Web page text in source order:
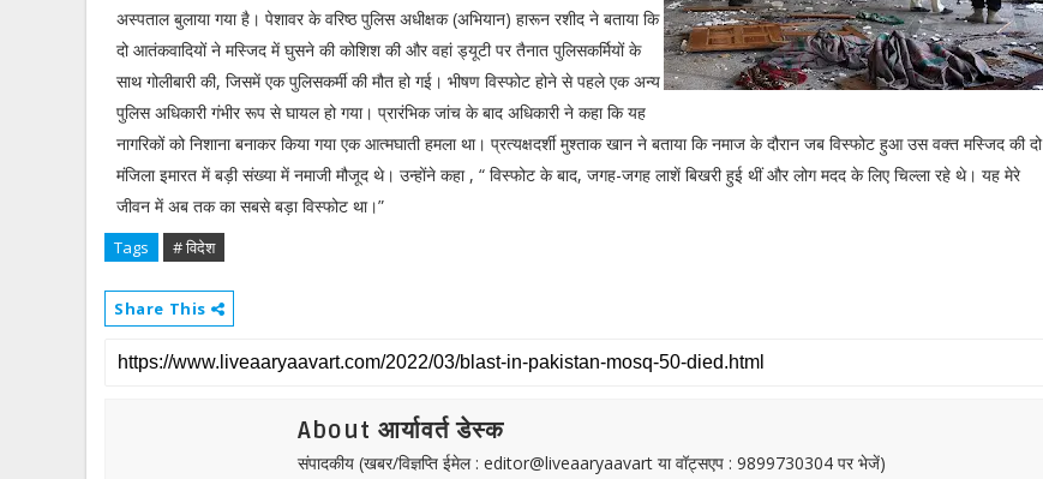
अस्पताल बुलाया गया है। पेशावर के वरिष्ठ पुलिस अधीक्षक (अभियान) हारून रशीद ने बताया कि
दो आतंकवादियों ने मस्जिद में घुसने की कोशिश की और वहां ड्यूटी पर तैनात पुलिसकर्मियों के
साथ गोलीबारी की, जिसमें एक पुलिसकर्मी की मौत हो गई। भीषण विस्फोट होने से पहले एक अन्य
पुलिस अधिकारी गंभीर रूप से घायल हो गया। प्रारंभिक जांच के बाद अधिकारी ने कहा कि यह
नागरिकों को निशाना बनाकर किया गया एक आत्मघाती हमला था। प्रत्यक्षदर्शी मुश्ताक खान ने बताया कि नमाज के दौरान जब विस्फोट हुआ उस वक्त मस्जिद की दो
मंजिला इमारत में बड़ी संख्या में नमाजी मौजूद थे। उन्होंने कहा , “ विस्फोट के बाद, जगह-जगह लाशें बिखरी हुई थीं और लोग मदद के लिए चिल्ला रहे थे। यह मेरे
जीवन में अब तक का सबसे बड़ा विस्फोट था।”
Tags # विदेश
Share This
About आर्यावर्त डेस्क
संपादकीय (खबर/विज्ञप्ति ईमेल : editor@liveaaryaavart या वॉट्सएप : 9899730304 पर भेजें)